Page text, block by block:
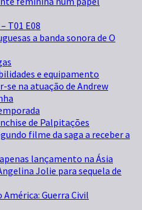
T01 E08
a banda sonora de O
e equipamento
se na atuação de Andrew
de Palpitações
filme da saga a receber a
lançamento na Ásia
Jolie para sequela de
Guerra Civil